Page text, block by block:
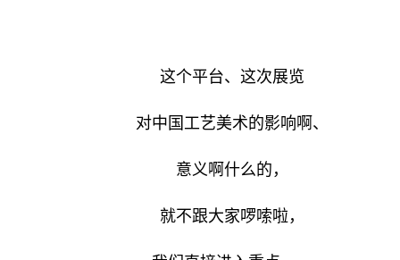
这个平台、这次展览
对中国工艺美术的影响啊、
意义啊什么的，
就不跟大家啰嗦啦，